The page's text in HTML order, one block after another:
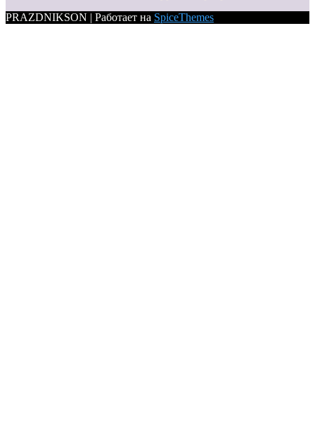
PRAZDNIKSON | Работает на SpiceThemes